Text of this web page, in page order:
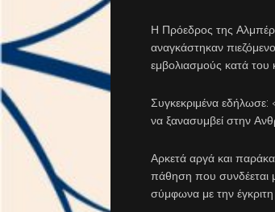
Η Πρόεδρος της
αναγκάστηκαν
εμβολιασμούς κατά του
Συγκεκριμένα εδήλωσε:
να ξανασυμβεί στην
Αρκετά αργά και
πάθηση που συνδέεται
σύμφωνα με την